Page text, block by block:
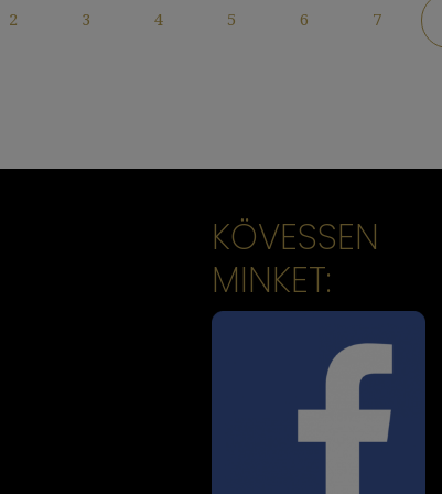
2 3 4 5 6 7
KÖVESSEN
MINKET: